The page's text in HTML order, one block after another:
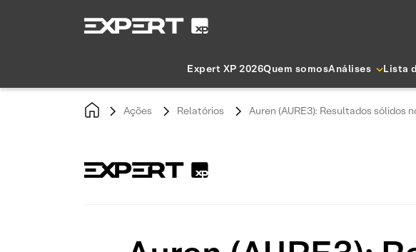
Expert XP 2026Quem somosAnálises Lista
Ações Relatórios Auren (AURE3): Resultados sólidos